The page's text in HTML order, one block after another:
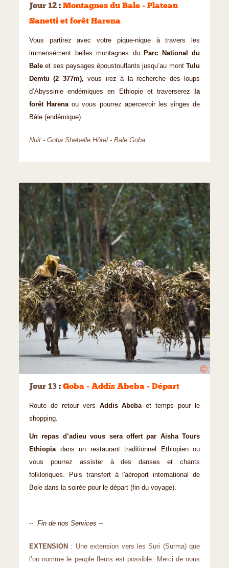
Jour 12 : Montagnes du Bale - Plateau
Sanetti et forêt Harena
Vous partirez avec votre pique-nique à travers les
immensément belles montagnes du
Parc National du
Bale et ses paysages époustouflants jusqu’au mont Tulu
Demtu (2 377m), vous irez à la recherche des loups
d’Abyssinie endémiques en Ethiopie et traverserez
la
forêt Harenaou vous pourrez apercevoir les singes de
Bâle (endémique).
Nuit - Goba Shebelle Hôtel - Bale Goba.
©
Jour 13 : Goba - Addis Abeba - Départ
Route de retour vers Addis Abebaet temps pour le
shopping.
Un repas d’adieu vous sera offert par Aisha Tours
Ethiopiadans un restaurant traditionnel Ethiopien ou
vous pourrez assister à des danses et chants
folkloriques. Puis transfert à l'aéroport international de
Bole dans la soirée pour le départ (fin du voyage).
-- Fin de nos Services --
EXTENSION : Une extension vers les Suri (Surma) que
l’on nomme le peuple fleurs est possible. Merci de nous